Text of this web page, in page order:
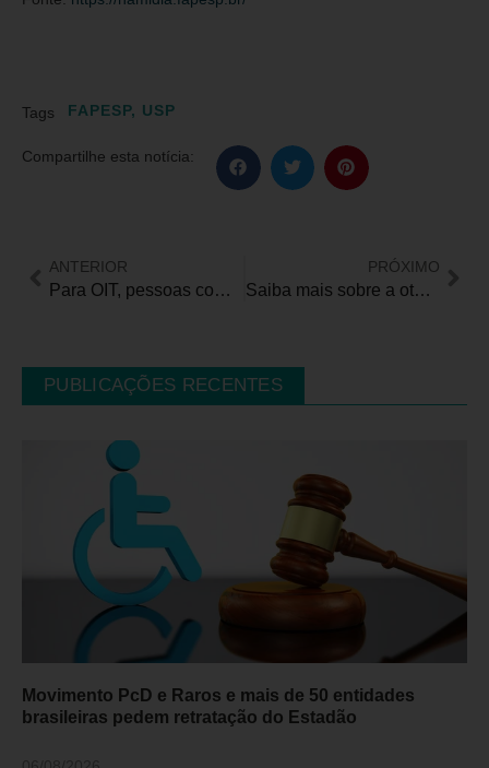
Tags FAPESP, USP
Compartilhe esta notícia:
ANTERIOR
Para OIT, pessoas com deficiência ganham 12% a menos
PRÓXIMO
Saiba mais sobre a otosclerose, revelada por Adriane Galisteu
PUBLICAÇÕES RECENTES
Movimento PcD e Raros e mais de 50 entidades
brasileiras pedem retratação do Estadão